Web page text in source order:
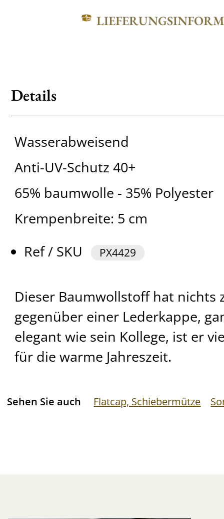
Details
Wasserabweisend
Anti-UV-Schutz 40+
65% baumwolle - 35% Polyester
Krempenbreite: 5 cm
Ref / SKU
PX4429
Dieser Baumwollstoff hat nichts
gegenüber einer Lederkappe,
elegant wie sein Kollege, ist er
für die warme Jahreszeit.
Sehen Sie auch Flatcap, Schiebermütze